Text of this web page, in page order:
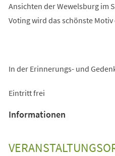
Ansichten der Wewelsburg im
Voting wird das schönste
In der Erinnerungs- und
Eintritt frei
Informationen